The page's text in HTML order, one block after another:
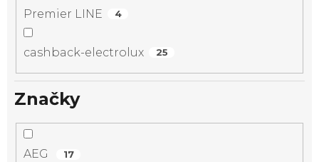
Premier LINE 4
cashback-electrolux 25
Značky
AEG 17